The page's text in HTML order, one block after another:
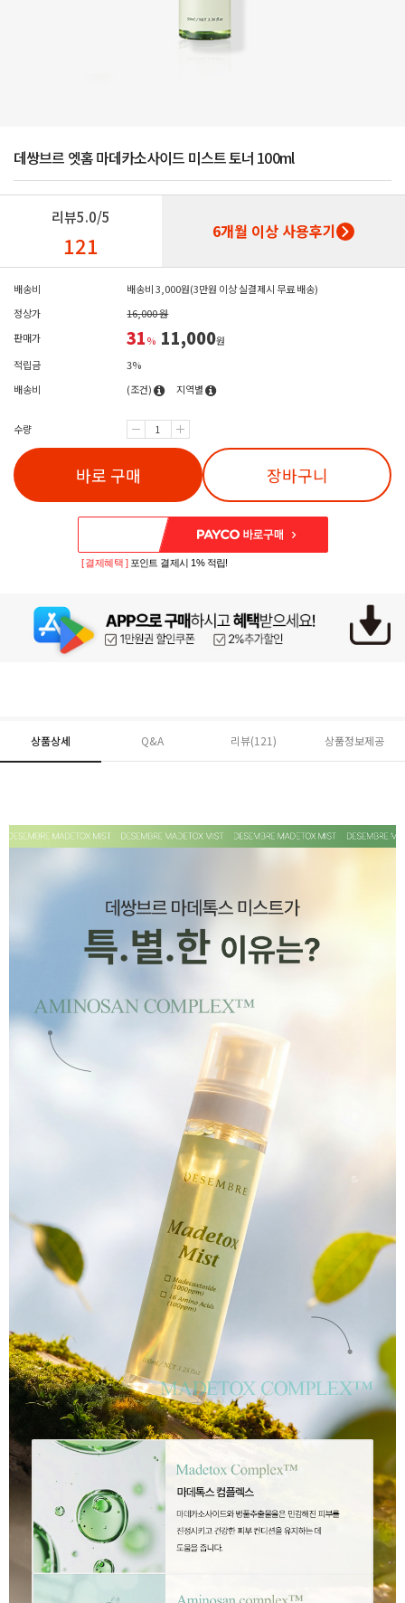
데쌍브르 엣홈 마데카소사이드 미스트 토너 100ml
리뷰5.0/5
121 6개월 이상 사용후기
배송비
배송비 3,000원(3만원 이상 실결제시 무료 배송)
정상가
16,000 원
판매가
31% 11,000원
적립금
3%
배송비
(조건) 지역별
수량
바로 구매 장바구니
[ 결제혜택 ] 포인트 결제시 1% 적립!
상품상세 Q&A 리뷰(121) 상품정보제공